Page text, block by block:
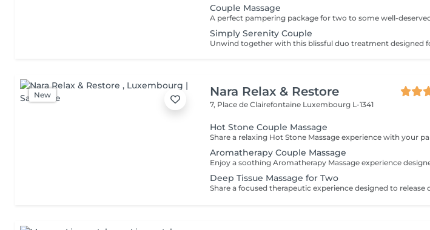
Couple Massage
Simply Serenity Couple
New Nara Relax & Restore
7, Place de Clairefontaine Luxembourg L-1341
Hot Stone Couple Massage
Aromatherapy Couple Massage
Deep Tissue Massage for Two